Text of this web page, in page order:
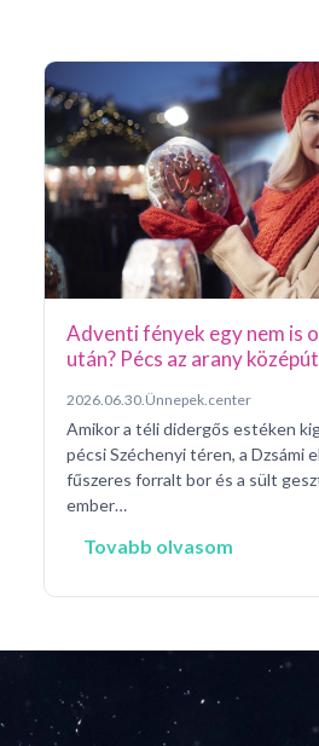
Adventi fények egy nem is
után? Pécs az arany
2026.06.30. Ünnepek.center
Amikor a téli didergős estéken
pécsi Széchenyi téren, a Dzsámi
fűszeres forralt bor és a sült
ember…
Tovabb olvasom